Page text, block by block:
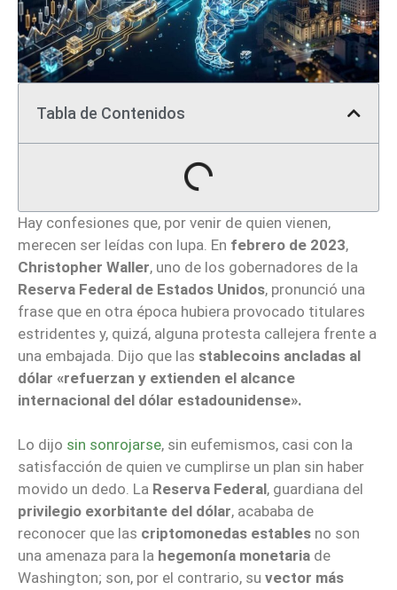
Tabla de Contenidos
Hay confesiones que, por venir de quien vienen,
merecen ser leídas con lupa. En febrero de 2023,
Christopher Waller, uno de los gobernadores de la
Reserva Federal de Estados Unidos, pronunció una
frase que en otra época hubiera provocado titulares
estridentes y, quizá, alguna protesta callejera frente a
una embajada. Dijo que las stablecoins ancladas al
dólar «refuerzan y extienden el alcance
internacional del dólar estadounidense».
Lo dijo sin sonrojarse, sin eufemismos, casi con la
satisfacción de quien ve cumplirse un plan sin haber
movido un dedo. La Reserva Federal, guardiana del
privilegio exorbitante del dólar, acababa de
reconocer que las criptomonedas estables no son
una amenaza para la hegemonía monetaria de
Washington; son, por el contrario, su vector más